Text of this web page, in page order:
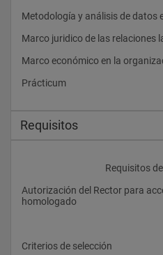
Metodología y análisis de datos
Marco juridico de las relaciones
Marco económico en la
Prácticum
Requisitos
Autorización del Rector para
homologado
Criterios de selección